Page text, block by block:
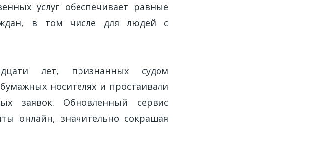
услуг обеспечивает равные
в том числе для людей с
лет, признанных судом
носителях и простаивали
заявок. Обновленный сервис
онлайн, значительно сокращая